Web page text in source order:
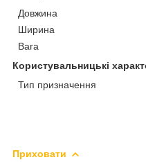
Довжина
Ширина
Вага
Користувальницькі
Тип призначення
Приховати